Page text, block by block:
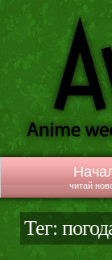
читай
Тег: